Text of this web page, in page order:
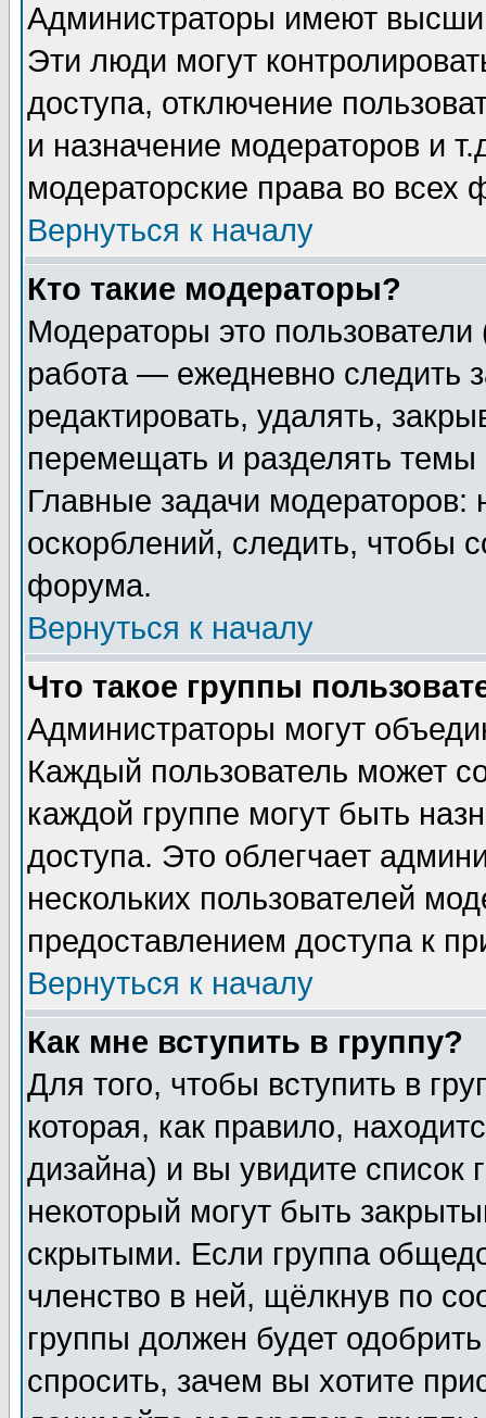
Администраторы имеют
Эти люди могут
доступа, отключение
и назначение модераторов и
модераторские права во всех
Вернуться к началу
Кто такие модераторы?
Модераторы это
работа — ежедневно следить
редактировать, удалять,
перемещать и разделять
Главные задачи
оскорблений, следить, чтобы
форума.
Вернуться к началу
Что такое группы
Администраторы могут
Каждый пользователь может
каждой группе могут быть
доступа. Это облегчает
нескольких пользователей
предоставлением доступа к
Вернуться к началу
Как мне вступить в группу?
Для того, чтобы вступить в
которая, как правило,
дизайна) и вы увидите список
некоторый могут быть
скрытыми. Если группа
членство в ней, щёлкнув по
группы должен будет
спросить, зачем вы хотите